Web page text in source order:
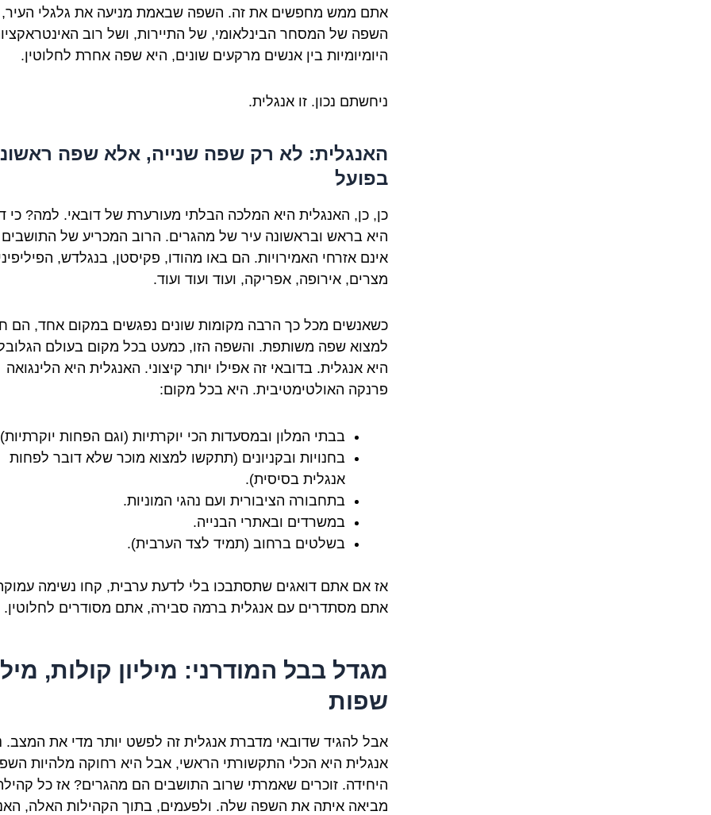
אתם ממש מחפשים את זה. השפה שבאמת מניעה את גלגלי העיר,
השפה של המסחר הבינלאומי, של התיירות, ושל רוב
היומיומיות בין אנשים מרקעים שונים, היא שפה אחרת לחלוטין.
ניחשתם נכון. זו אנגלית.
האנגלית: לא רק שפה שנייה, אלא שפה
בפועל
כן, כן, האנגלית היא המלכה הבלתי מעורערת של דובאי. למה? כי
היא בראש ובראשונה עיר של מהגרים. הרוב המכריע של
אינם אזרחי האמירויות. הם באו מהודו, פקיסטן, בנגלדש,
מצרים, אירופה, אפריקה, ועוד ועוד ועוד.
כשאנשים מכל כך הרבה מקומות שונים נפגשים במקום אחד, הם
למצוא שפה משותפת. והשפה הזו, כמעט בכל מקום בעולם
היא אנגלית. בדובאי זה אפילו יותר קיצוני. האנגלית היא הלינגואה
פרנקה האולטימטיבית. היא בכל מקום:
בבתי המלון ובמסעדות הכי יוקרתיות (וגם הפחות
בחנויות ובקניונים (תתקשו למצוא מוכר שלא דובר לפחות
אנגלית בסיסית).
בתחבורה הציבורית ועם נהגי המוניות.
במשרדים ובאתרי הבנייה.
בשלטים ברחוב (תמיד לצד הערבית).
אז אם אתם דואגים שתסתבכו בלי לדעת ערבית, קחו נשימה
אתם מסתדרים עם אנגלית ברמה סבירה, אתם מסודרים לחלוטין.
מגדל בבל המודרני: מיליון קולות,
שפות
אבל להגיד שדובאי מדברת אנגלית זה לפשט יותר מדי את המצב.
אנגלית היא הכלי התקשורתי הראשי, אבל היא רחוקה מלהיות
היחידה. זוכרים שאמרתי שרוב התושבים הם מהגרים? אז כל
מביאה איתה את השפה שלה. ולפעמים, בתוך הקהילות האלה,